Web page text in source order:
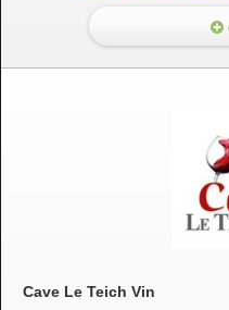
Cave Le Teich Vin